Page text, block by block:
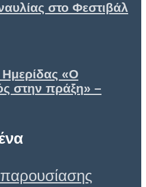
στο Φεστιβάλ
«Ο
στην πράξη» –